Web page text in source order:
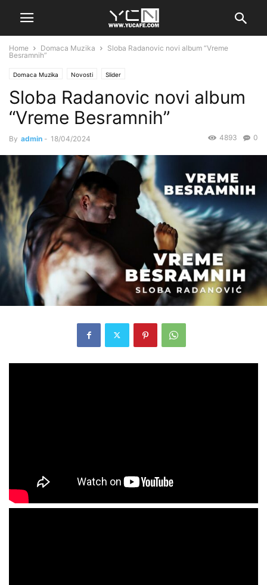
Home Domaca Muzika
Sloba Radanovic novi album “Vreme
Besramnih”
Domaca Muzika Novosti Slider
Sloba Radanovic novi album
“Vreme Besramnih”
By admin - 18/04/2024 0
4893